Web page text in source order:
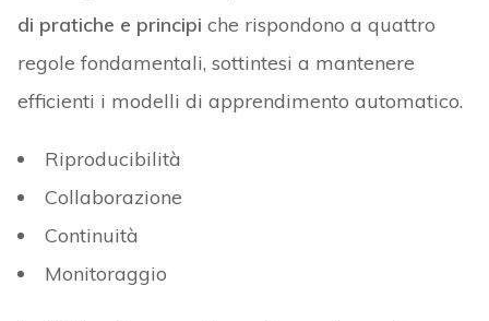
di pratiche e principi che rispondono a quattro
regole fondamentali, sottintesi a mantenere
efficienti i modelli di apprendimento automatico.
Riproducibilità
Collaborazione
Continuità
Monitoraggio